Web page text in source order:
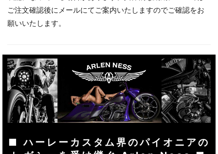
ご注文確認後にメールにてご案内いたしますのでご確認をお
願いいたします。
■ ハーレーカスタム界のパイオニアの